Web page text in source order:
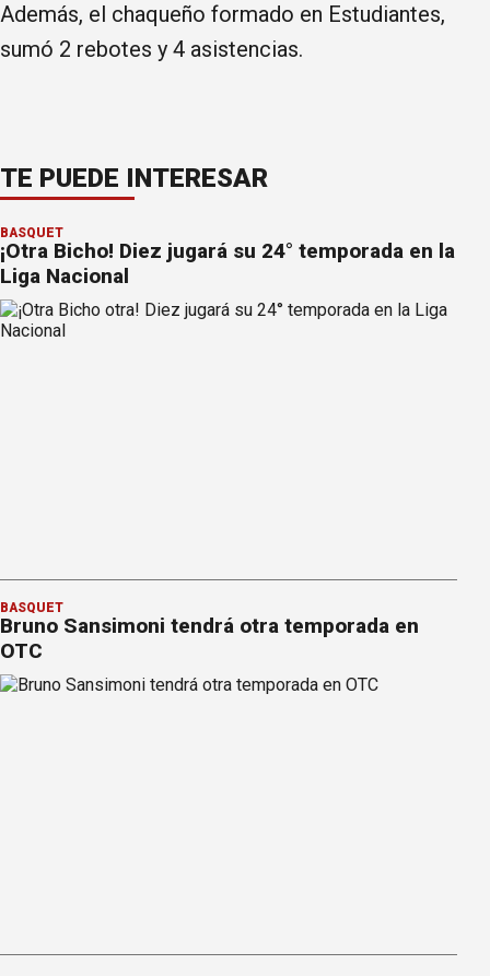
Además, el chaqueño formado en Estudiantes,
sumó 2 rebotes y 4 asistencias.
TE PUEDE INTERESAR
BÁSQUET
¡Otra Bicho! Diez jugará su 24° temporada en la
Liga Nacional
BÁSQUET
Bruno Sansimoni tendrá otra temporada en
OTC